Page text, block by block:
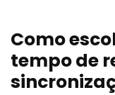
Como
tempo de